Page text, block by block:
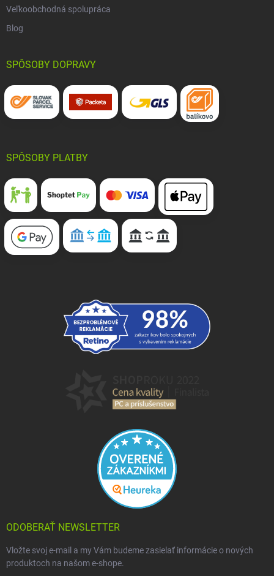
Veľkoobchodná spolupráca
Blog
SPÔSOBY DOPRAVY
SPÔSOBY PLATBY
ODOBERAŤ NEWSLETTER
Vložte svoj e-mail a my Vám budeme zasielať informácie o nových
produktoch na našom e-shope.